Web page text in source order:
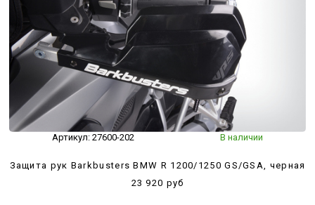
Артикул: 27600-202 В наличии
Защита рук Barkbusters BMW R 1200/1250 GS/GSA, черная
23 920 руб